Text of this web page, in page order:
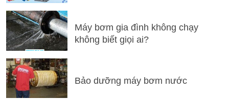
Máy bơm gia đình không chạy
không biết giọi ai?
Bảo dưỡng máy bơm nước